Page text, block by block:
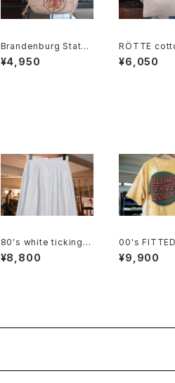
Brandenburg State
cotton souvenir dra
wstring Bag
¥4,950
RÖTTE
otional
g
¥6,050
80's white ticking s
triped cotton flared
Skirt
¥8,800
00's
cut-off tie-
¥9,900